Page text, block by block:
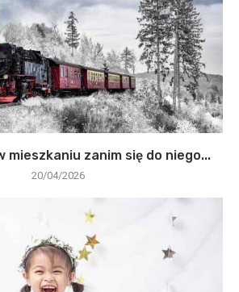
mieszkaniu zanim się do niego...
20/04/2026